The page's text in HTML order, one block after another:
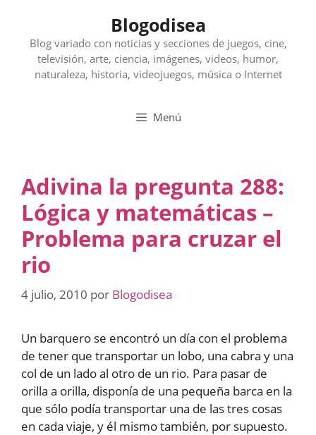
contenido
Blogodisea
Blog variado con noticias y secciones de juegos, cine,
televisión, arte, ciencia, imágenes, videos, humor,
naturaleza, historia, videojuegos, música o Internet
Menú
Adivina la pregunta 288:
Lógica y matemáticas –
Problema para cruzar el
rio
4 julio, 2010 por Blogodisea
Un barquero se encontró un día con el problema
de tener que transportar un lobo, una cabra y una
col de un lado al otro de un rio. Para pasar de
orilla a orilla, disponía de una pequeña barca en la
que sólo podía transportar una de las tres cosas
en cada viaje, y él mismo también, por supuesto.